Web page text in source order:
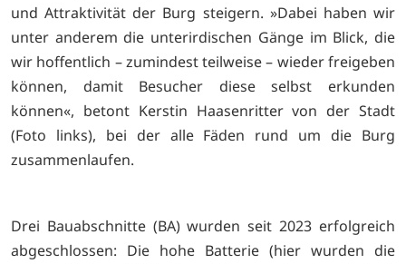
und Attraktivität der Burg steigern. »Dabei haben wir
unter anderem die unterirdischen Gänge im Blick, die
wir hoffentlich – zumindest teilweise – wieder freigeben
können, damit Besucher diese selbst erkunden
können«, betont Kerstin Haasenritter von der Stadt
(Foto links), bei der alle Fäden rund um die Burg
zusammenlaufen.
Drei Bauabschnitte (BA) wurden seit 2023 erfolgreich
abgeschlossen: Die hohe Batterie (hier wurden die